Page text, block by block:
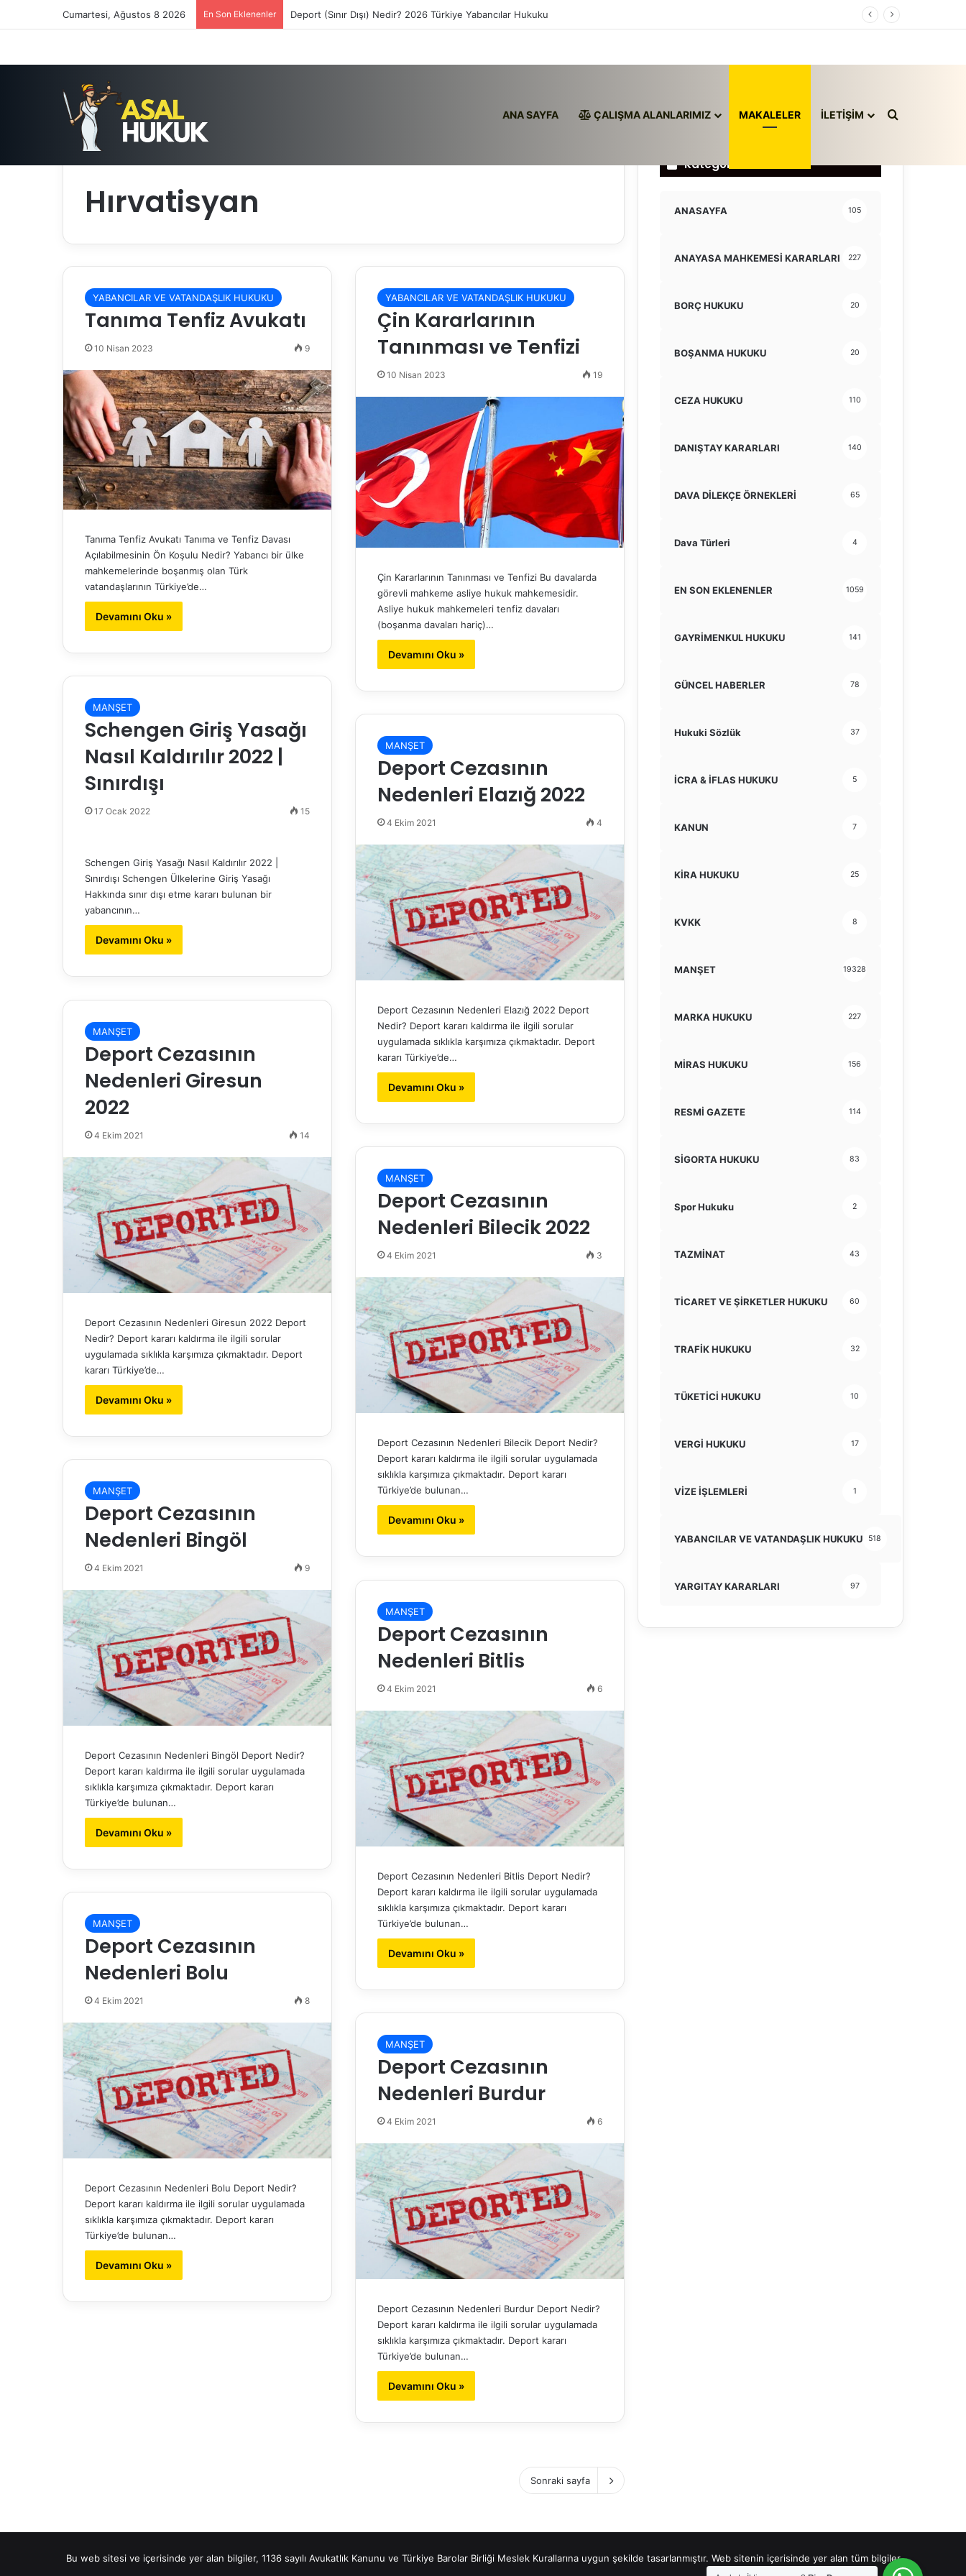
Cumartesi, Ağustos 8 2026 En Son Eklenenler Deport (Sınır Dışı) Nedir? 2026 Türkiye Yabancılar Hukuku
ANA SAYFA ÇALIŞMA ALANLARIMIZ MAKALELER İLETİŞİM Arama yap
Hırvatisyan
YABANCILAR VE VATANDAŞLIK HUKUKU
Tanıma Tenfiz Avukatı
10 Nisan 2023 9
Tanıma Tenfiz Avukatı Tanıma ve Tenfiz Davası
Açılabilmesinin Ön Koşulu Nedir? Yabancı bir ülke
mahkemelerinde boşanmış olan Türk
vatandaşlarının Türkiye’de…
Devamını Oku »
YABANCILAR VE VATANDAŞLIK HUKUKU
Çin Kararlarının
Tanınması ve Tenfizi
10 Nisan 2023 19
Çin Kararlarının Tanınması ve Tenfizi Bu davalarda
görevli mahkeme asliye hukuk mahkemesidir.
Asliye hukuk mahkemeleri tenfiz davaları
(boşanma davaları hariç)…
Devamını Oku »
MANŞET
Schengen Giriş Yasağı
Nasıl Kaldırılır 2022 |
Sınırdışı
17 Ocak 2022 15
Schengen Giriş Yasağı Nasıl Kaldırılır 2022 |
Sınırdışı Schengen Ülkelerine Giriş Yasağı
Hakkında sınır dışı etme kararı bulunan bir
yabancının…
Devamını Oku »
MANŞET
Deport Cezasının
Nedenleri Elazığ 2022
4 Ekim 2021 4
Deport Cezasının Nedenleri Elazığ 2022 Deport
Nedir? Deport kararı kaldırma ile ilgili sorular
uygulamada sıklıkla karşımıza çıkmaktadır. Deport
kararı Türkiye’de…
Devamını Oku »
MANŞET
Deport Cezasının
Nedenleri Giresun
2022
4 Ekim 2021 14
Deport Cezasının Nedenleri Giresun 2022 Deport
Nedir? Deport kararı kaldırma ile ilgili sorular
uygulamada sıklıkla karşımıza çıkmaktadır. Deport
kararı Türkiye’de…
Devamını Oku »
MANŞET
Deport Cezasının
Nedenleri Bilecik 2022
4 Ekim 2021 3
Deport Cezasının Nedenleri Bilecik Deport Nedir?
Deport kararı kaldırma ile ilgili sorular uygulamada
sıklıkla karşımıza çıkmaktadır. Deport kararı
Türkiye’de bulunan…
Devamını Oku »
MANŞET
Deport Cezasının
Nedenleri Bingöl
4 Ekim 2021 9
Deport Cezasının Nedenleri Bingöl Deport Nedir?
Deport kararı kaldırma ile ilgili sorular uygulamada
sıklıkla karşımıza çıkmaktadır. Deport kararı
Türkiye’de bulunan…
Devamını Oku »
MANŞET
Deport Cezasının
Nedenleri Bitlis
4 Ekim 2021 6
Deport Cezasının Nedenleri Bitlis Deport Nedir?
Deport kararı kaldırma ile ilgili sorular uygulamada
sıklıkla karşımıza çıkmaktadır. Deport kararı
Türkiye’de bulunan…
Devamını Oku »
MANŞET
Deport Cezasının
Nedenleri Bolu
4 Ekim 2021 8
Deport Cezasının Nedenleri Bolu Deport Nedir?
Deport kararı kaldırma ile ilgili sorular uygulamada
sıklıkla karşımıza çıkmaktadır. Deport kararı
Türkiye’de bulunan…
Devamını Oku »
MANŞET
Deport Cezasının
Nedenleri Burdur
4 Ekim 2021 6
Deport Cezasının Nedenleri Burdur Deport Nedir?
Deport kararı kaldırma ile ilgili sorular uygulamada
sıklıkla karşımıza çıkmaktadır. Deport kararı
Türkiye’de bulunan…
Devamını Oku »
Sonraki sayfa
Kategoriler
ANASAYFA 105
ANAYASA MAHKEMESİ KARARLARI 227
BORÇ HUKUKU 20
BOŞANMA HUKUKU 20
CEZA HUKUKU 110
DANIŞTAY KARARLARI 140
DAVA DİLEKÇE ÖRNEKLERİ 65
Dava Türleri 4
EN SON EKLENENLER 1059
GAYRİMENKUL HUKUKU 141
GÜNCEL HABERLER 78
Hukuki Sözlük 37
İCRA & İFLAS HUKUKU 5
KANUN 7
KİRA HUKUKU 25
KVKK 8
MANŞET 19328
MARKA HUKUKU 227
MİRAS HUKUKU 156
RESMİ GAZETE 114
SİGORTA HUKUKU 83
Spor Hukuku 2
TAZMİNAT 43
TİCARET VE ŞİRKETLER HUKUKU 60
TRAFİK HUKUKU 32
TÜKETİCİ HUKUKU 10
VERGİ HUKUKU 17
VİZE İŞLEMLERİ 1
YABANCILAR VE VATANDAŞLIK HUKUKU 518
YARGITAY KARARLARI 97
Bu web sitesi ve içerisinde yer alan bilgiler, 1136 sayılı Avukatlık Kanunu ve Türkiye Barolar Birliği Meslek Kurallarına uygun şekilde tasarlanmıştır. Web sitenin içerisinde yer alan tüm bilgiler